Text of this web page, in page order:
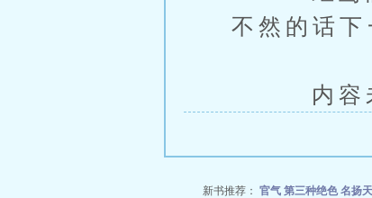
不然的话
内容未
新书推荐： 官气 第三种绝色 名扬